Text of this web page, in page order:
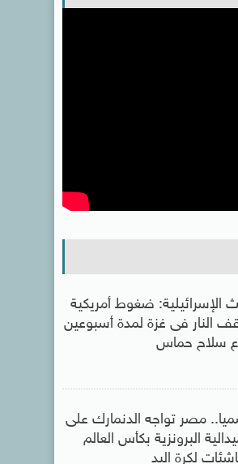
الإسرائيلية: ضغوط أمريكية
النار فى غزة لمدة أسبوعين
سلاح حماس
مصر تواجه الدنمارك على
البرونزية بكأس العالم
لكرة اليد